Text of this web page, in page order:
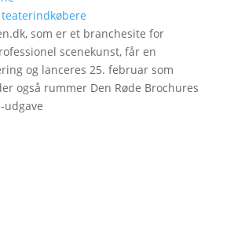
som er et branchesite for
scenekunst, får en
og lanceres 25. februar som
også rummer Den Røde Brochures